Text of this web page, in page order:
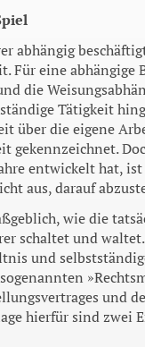
abhängig
Für eine
die
Tätig­keit
über die eigene
gekenn­zeichnet.
entwi­ckelt hat,
aus, darauf
wie die
schaltet und
und
und
hierfür sind zwei